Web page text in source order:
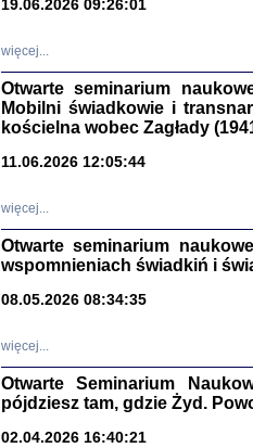
19.06.2026 09:26:01
więcej...
Otwarte seminarium
Mobilni świadkowie i
kościelna wobec Zagłady
11.06.2026 12:05:44
więcej...
Otwarte seminarium
wspomnieniach świadkiń i
08.05.2026 08:34:35
więcej...
Otwarte Seminarium
pójdziesz tam, gdzie Żyd.
02.04.2026 16:40:21